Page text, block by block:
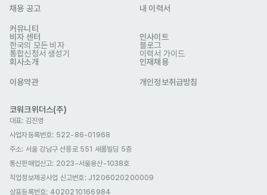
문제 해결 및 리포팅 : 고장 원인을 정확히 진단하여 수리(A/S)를 진행
하며, 재발 방지를 위한 조치 결과를 기록하고 관리합니다.
자격 요건
1. 필수 및 신분 요건 (Requirement)
비자 및 체류 자격 : 대한민국 내에서 취업 활동에 결격 사유가 없는 적
거주 및 영주 권자 : F-2(거주), F-5(영주), F-6(결혼이민) 소지자 또는
귀화자
유학생 :  D-2(유학) 비자 소지자 중  시간제 취업 허가 를 받은 분 (졸
채용 공고 내 이력서
커뮤니티
비자 센터
한국의 모든 비자
통합신청서 생성기
인사이트
블로그
이력서 가이드
회사소개
인재채용
이용약관 개인정보취급방침
코워크위더스(주)
대표: 김진영
사업자등록번호: 522-86-01968
주소: 서울 강남구 선릉로 551 새롬빌딩 5층
통신판매업신고: 2023-서울용산-1038호
직업정보제공사업 신고번호: J1206020200009
상표등록번호: 4020210166984